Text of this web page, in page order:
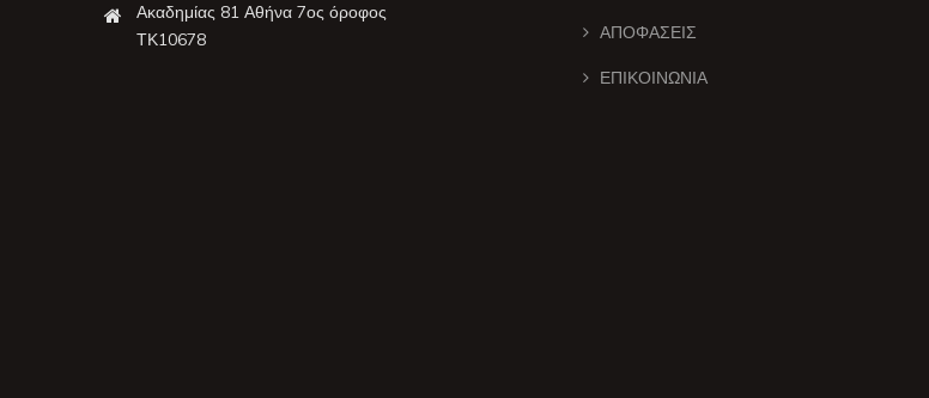
Ακαδημίας 81 Αθήνα 7ος όροφος
ΤΚ10678
ΑΠΟΦΑΣΕΙΣ
ΕΠΙΚΟΙΝΩΝΙΑ